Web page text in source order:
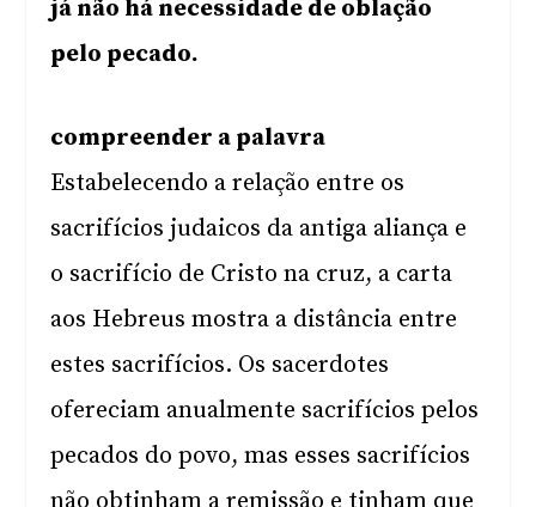
já não há necessidade de oblação
pelo pecado.
compreender a palavra
Estabelecendo a relação entre os
sacrifícios judaicos da antiga aliança e
o sacrifício de Cristo na cruz, a carta
aos Hebreus mostra a distância entre
estes sacrifícios. Os sacerdotes
ofereciam anualmente sacrifícios pelos
pecados do povo, mas esses sacrifícios